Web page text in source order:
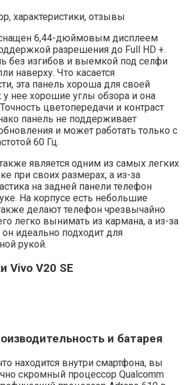
6,44-дюймовым дисплеем
разрешения до Full HD +.
без изгибов и выемкой под селфи
наверху. Что касается
эта панель хороша для своей
у нее хорошие углы обзора и она
цветопередачи и контраст
панель не поддерживает
и может работать только с
60 Гц.
является одним из самых легких
при своих размерах, а из-за
на задней панели телефон
На корпусе есть небольшие
делают телефон чрезвычайно
легко вынимать из кармана, а из-за
идеально подходит для
рукой.
Vivo V20 SE
и батарея
находится внутри смартфона, вы
скромный процессор Qualcomm